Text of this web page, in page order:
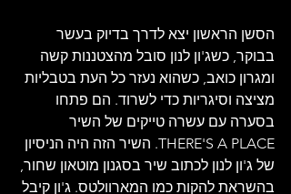
הסשן הראשון יצא לדרך בדיוק בעשר
בבוקר, כשג'ון לנון סובל מהצטננות קשה
ומגרון כואב, כשהוא נעזר כל העת בטבליות
מציצה וסיגריות כדי לשרוד. הם פתחו
בסערה עם עשרה טייקים של השיר
THERE'S A PLACE. השיר הזה היה הניסיון
של ג'ון לנון לכתוב שיר בסגנון מוטאון שחור,
בהשראת להקות כמו המארוולטס. ג'ון קיבל